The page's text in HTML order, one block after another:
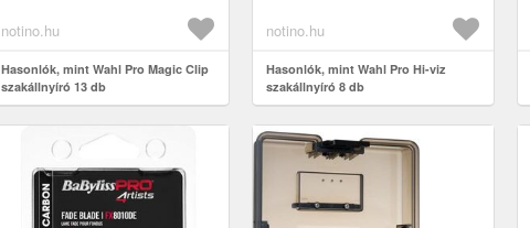
otthoni ...
notino.hu
Hasonlók, mint Wahl Pro Magic Clip
szakállnyíró 13 db
notino.hu
Hasonlók, mint Wahl Pro Hi-viz
szakállnyíró 8 db